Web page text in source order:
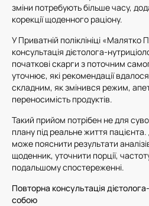
зміни потребують більше часу,
корекції щоденного раціону.
У Приватній поліклініці
консультація дієтолога-
початкові скарги з поточним
уточнює, які рекомендації
складним, як змінився режим,
переносимість продуктів.
Такий прийом потрібен не для
плану під реальне життя
може пояснити результати
щоденник, уточнити порції,
подальшому спостереженні.
Повторна консультація
собою